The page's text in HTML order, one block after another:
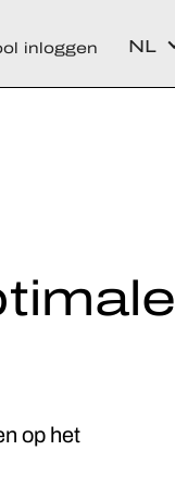
inloggen NL
op het